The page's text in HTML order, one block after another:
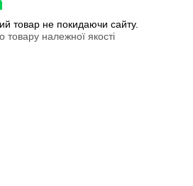
товар не покидаючи сайту.
належної якості